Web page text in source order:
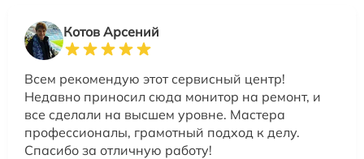
Котов Арсений
Всем рекомендую этот сервисный центр!
Недавно приносил сюда монитор на ремонт, и
все сделали на высшем уровне. Мастера
профессионалы, грамотный подход к делу.
Спасибо за отличную работу!